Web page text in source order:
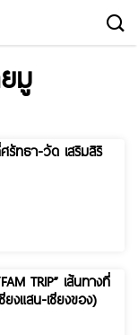
มู
TRIP” เส้นทางที่
งแสน-เชียงของ)